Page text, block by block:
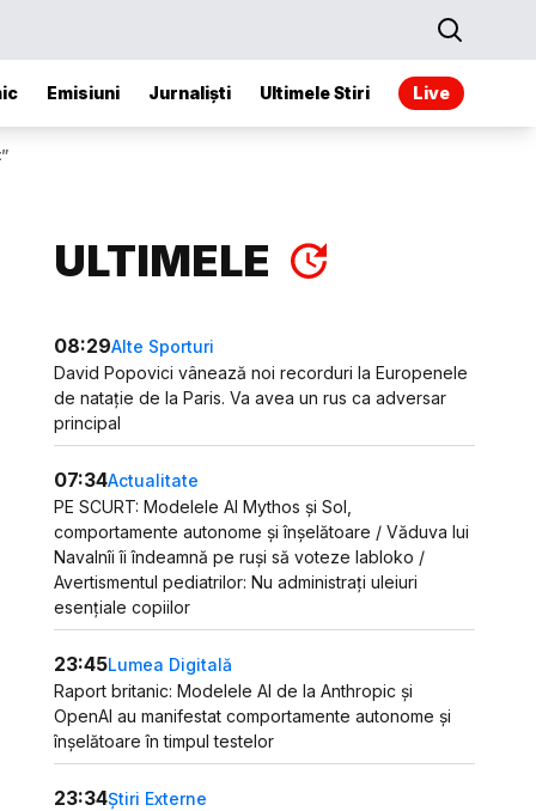
Emisiuni Jurnaliști Ultimele Stiri Live
ULTIMELE
08:29Alte Sporturi
David Popovici vânează noi recorduri la Europenele
de natație de la Paris. Va avea un rus ca adversar
principal
07:34Actualitate
PE SCURT: Modelele AI Mythos și Sol,
comportamente autonome și înșelătoare / Văduva lui
Navalnîi îi îndeamnă pe ruși să voteze Iabloko /
Avertismentul pediatrilor: Nu administrați uleiuri
esențiale copiilor
23:45Lumea Digitală
Raport britanic: Modelele AI de la Anthropic și
OpenAI au manifestat comportamente autonome și
înșelătoare în timpul testelor
23:34Știri Externe